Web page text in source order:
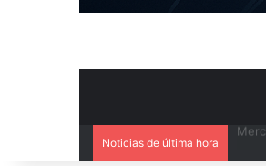
Noticias de última hora